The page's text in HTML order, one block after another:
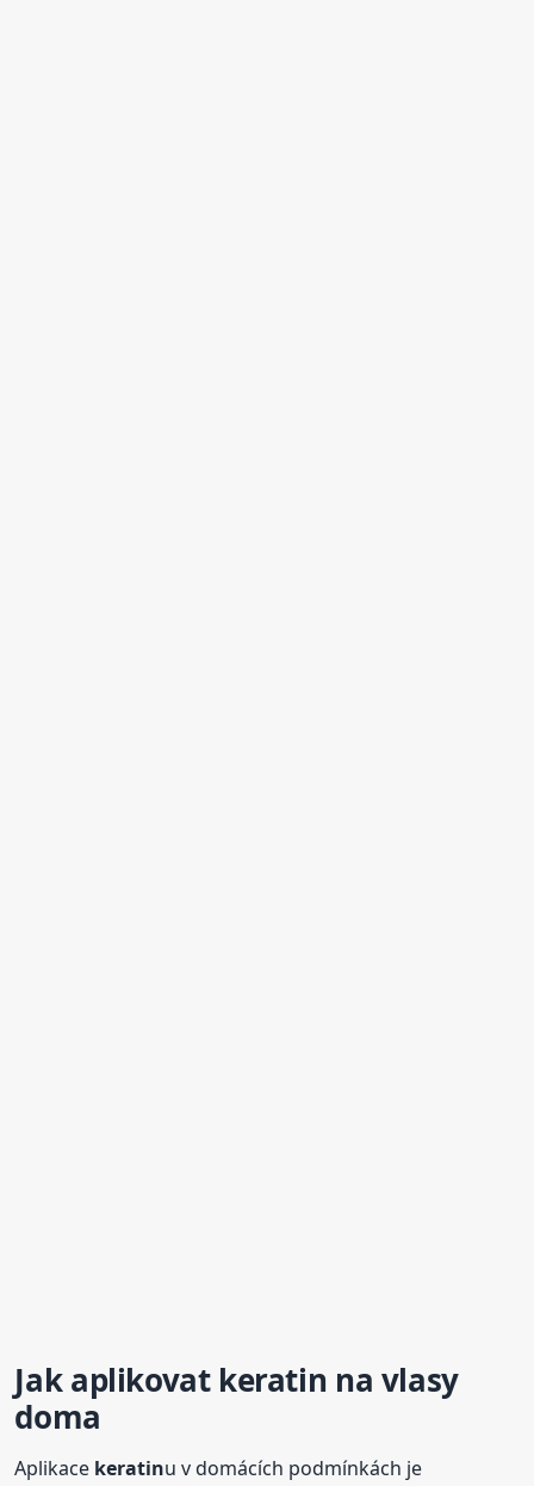
Jak aplikovat keratin na vlasy
doma
Aplikace keratinu v domácích podmínkách je